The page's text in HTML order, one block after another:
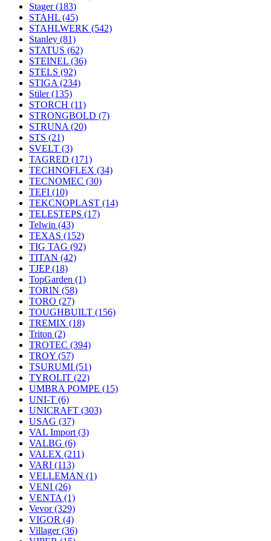
Stager(183)
STAHL (45)
STAHLWERK (542)
Stanley (81)
STATUS (62)
STEINEL (36)
STELS (92)
STIGA (234)
Stiler(135)
STORCH (11)
STRONGBOLD (7)
STRUNA (20)
STS (21)
SVELT (3)
TAGRED (171)
TECHNOFLEX (34)
TECNOMEC (30)
TEFI (10)
TEKCNOPLAST (14)
TELESTEPS (17)
Telwin (43)
TEXAS (152)
TIG TAG (92)
TITAN (42)
TJEP(18)
TopGarden (1)
TORIN (58)
TORO (27)
TOUGHBUILT (156)
TREMIX (18)
Triton (2)
TROTEC (394)
TROY (57)
TSURUMI (51)
TYROLIT (22)
UMBRA POMPE (15)
UNI-T (6)
UNICRAFT (303)
USAG (37)
VAL Import (3)
VALBG (6)
VALEX (211)
VARI (113)
VELLEMAN (1)
VENI (26)
VENTA (1)
Vevor(329)
VIGOR (4)
Villager(36)